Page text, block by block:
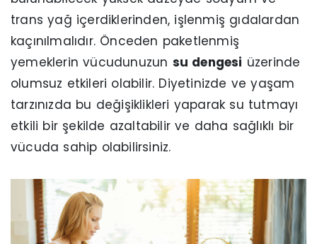
trans yağ içerdiklerinden, işlenmiş gıdalardan
kaçınılmalıdır. Önceden paketlenmiş
yemeklerin vücudunuzun su dengesi üzerinde
olumsuz etkileri olabilir. Diyetinizde ve yaşam
tarzınızda bu değişiklikleri yaparak su tutmayı
etkili bir şekilde azaltabilir ve daha sağlıklı bir
vücuda sahip olabilirsiniz.